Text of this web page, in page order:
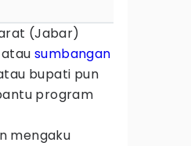
(Jabar)
sumbangan
bupati pun
program
mengaku